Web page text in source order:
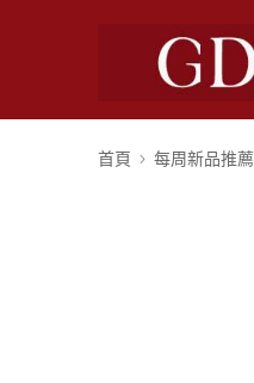
首頁 每周新品推薦